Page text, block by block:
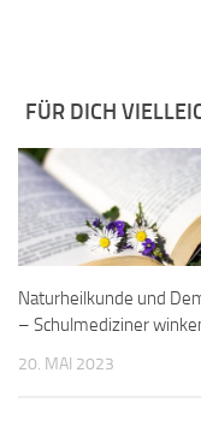
FÜR DICH
Naturheilkunde und
– Schulmediziner
20. MAI 2023